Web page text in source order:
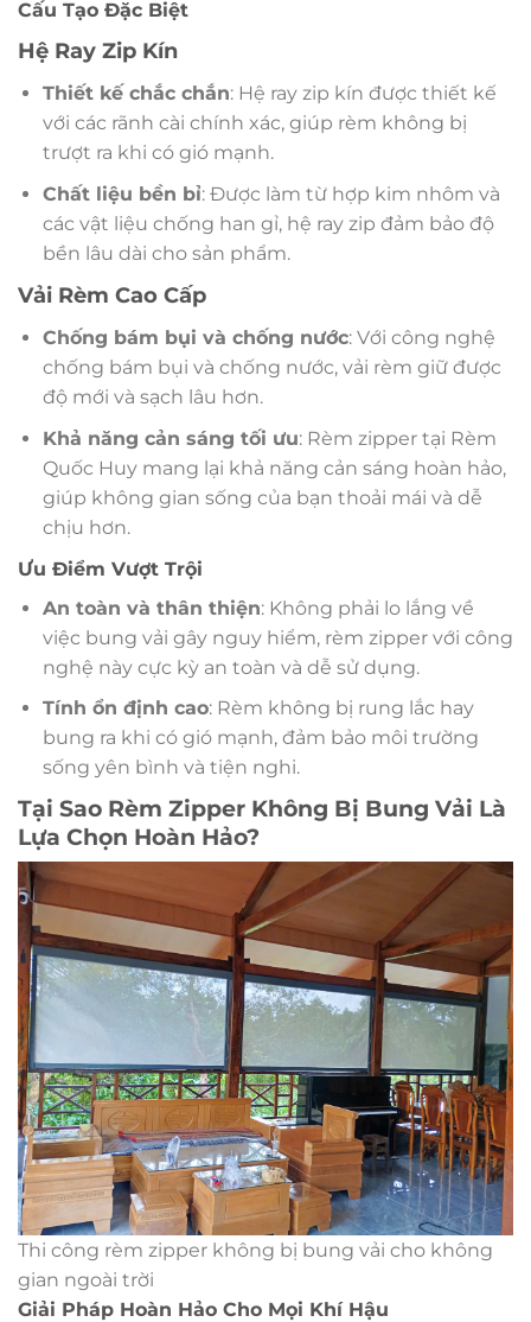
Cấu Tạo Đặc Biệt
Hệ Ray Zip Kín
Thiết kế chắc chắn: Hệ ray zip kín được thiết kế
với các rãnh cài chính xác, giúp rèm không bị
trượt ra khi có gió mạnh.
Chất liệu bền bỉ: Được làm từ hợp kim nhôm và
các vật liệu chống han gỉ, hệ ray zip đảm bảo độ
bền lâu dài cho sản phẩm.
Vải Rèm Cao Cấp
Chống bám bụi và chống nước: Với công nghệ
chống bám bụi và chống nước, vải rèm giữ được
độ mới và sạch lâu hơn.
Khả năng cản sáng tối ưu: Rèm zipper tại Rèm
Quốc Huy mang lại khả năng cản sáng hoàn hảo,
giúp không gian sống của bạn thoải mái và dễ
chịu hơn.
Ưu Điểm Vượt Trội
An toàn và thân thiện: Không phải lo lắng về
việc bung vải gây nguy hiểm, rèm zipper với công
nghệ này cực kỳ an toàn và dễ sử dụng.
Tính ổn định cao: Rèm không bị rung lắc hay
bung ra khi có gió mạnh, đảm bảo môi trường
sống yên bình và tiện nghi.
Tại Sao Rèm Zipper Không Bị Bung Vải Là
Lựa Chọn Hoàn Hảo?
Thi công rèm zipper không bị bung vải cho không
gian ngoài trời
Giải Pháp Hoàn Hảo Cho Mọi Khí Hậu